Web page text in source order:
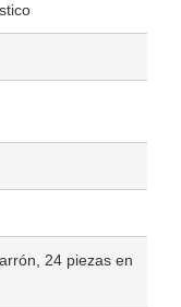
24 piezas en